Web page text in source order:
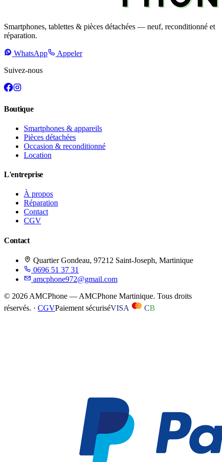
Smartphones, tablettes & pièces détachées — neuf, reconditionné et
réparation.
WhatsApp
Appeler
Suivez-nous
Boutique
Smartphones & appareils
Pièces détachées
Occasion & reconditionné
Location
L'entreprise
À propos
Réparation
Contact
CGV
Contact
Quartier Gondeau, 97212 Saint-Joseph, Martinique
0696 51 37 31
amcphone972@gmail.com
© 2026 AMCPhone — AMCPhone Martinique. Tous droits
réservés. · CGVPaiement sécuriséVISA CB